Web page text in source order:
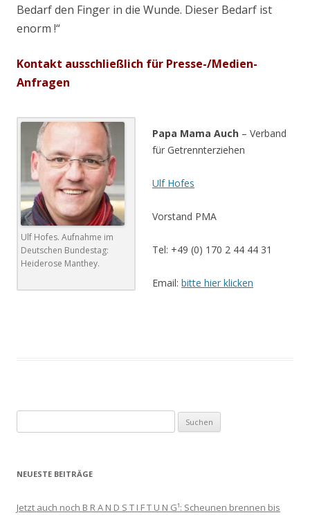
Bedarf den Finger in die Wunde. Dieser Bedarf ist
enorm !“
Kontakt ausschließlich für Presse-/Medien-
Anfragen
Ulf Hofes. Aufnahme im
Deutschen Bundestag:
Heiderose Manthey.
Papa Mama Auch – Verband
für Getrennterziehen
Ulf Hofes
Vorstand PMA
Tel: +49 (0) 170 2 44 44 31
Email: bitte hier klicken
nach:
NEUESTE BEITRÄGE
Jetzt auch noch B R A N D S T I F T U N G¹: Scheunen brennen bis